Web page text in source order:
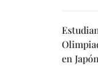
en Japón